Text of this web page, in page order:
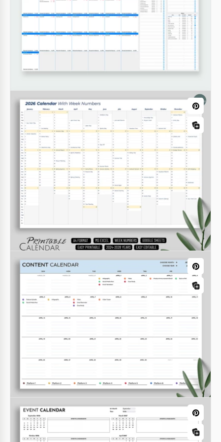
Modèle de calendrier académique 2026-
2027
Google Docs
Calendrier marketing digital 2024-2030
Notre modèle de calendrier marketing simple et
prêt à l'emploi est un outil indispensable pour tout
professionnel.
Google Sheets
Calendrier 2024-2028 Avec Numéros De